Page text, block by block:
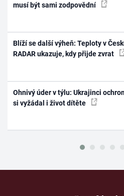
musí být sami zodpovědní
Blíží se další výheň: Teploty v
RADAR ukazuje, kdy přijde zvrat
Ohnivý úder v týlu: Ukrajinci
si vyžádal i život dítěte